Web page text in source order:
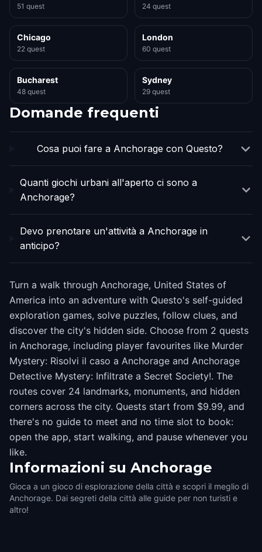
51 quest 24 quest
Chicago
22 quest
London
60 quest
Bucharest
48 quest
Sydney
29 quest
Domande frequenti
Cosa puoi fare a Anchorage con Questo?
Quanti giochi urbani all'aperto ci sono a
Anchorage?
Devo prenotare un'attività a Anchorage in
anticipo?
Turn a walk through Anchorage, United States of
America into an adventure with Questo's self-guided
exploration games, solve puzzles, follow clues, and
discover the city's hidden side. Choose from 2 quests
in Anchorage, including player favourites like Murder
Mystery: Risolvi il caso a Anchorage and Anchorage
Detective Mystery: Infiltrate a Secret Society!. The
routes cover 24 landmarks, monuments, and hidden
corners across the city. Quests start from $9.99, and
there's no guide to meet and no time slot to book:
open the app, start walking, and pause whenever you
like.
Informazioni su Anchorage
Gioca a un gioco di esplorazione della città e scopri il meglio di
Anchorage. Dai segreti della città alle guide per non turisti e
altro!